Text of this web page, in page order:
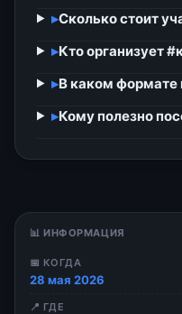
▸Сколько стоит
▸Кто организует
▸В каком формате
▸Кому полезно
📊 ИНФОРМАЦИЯ
📅 КОГДА
28 мая 2026
📍 ГДЕ